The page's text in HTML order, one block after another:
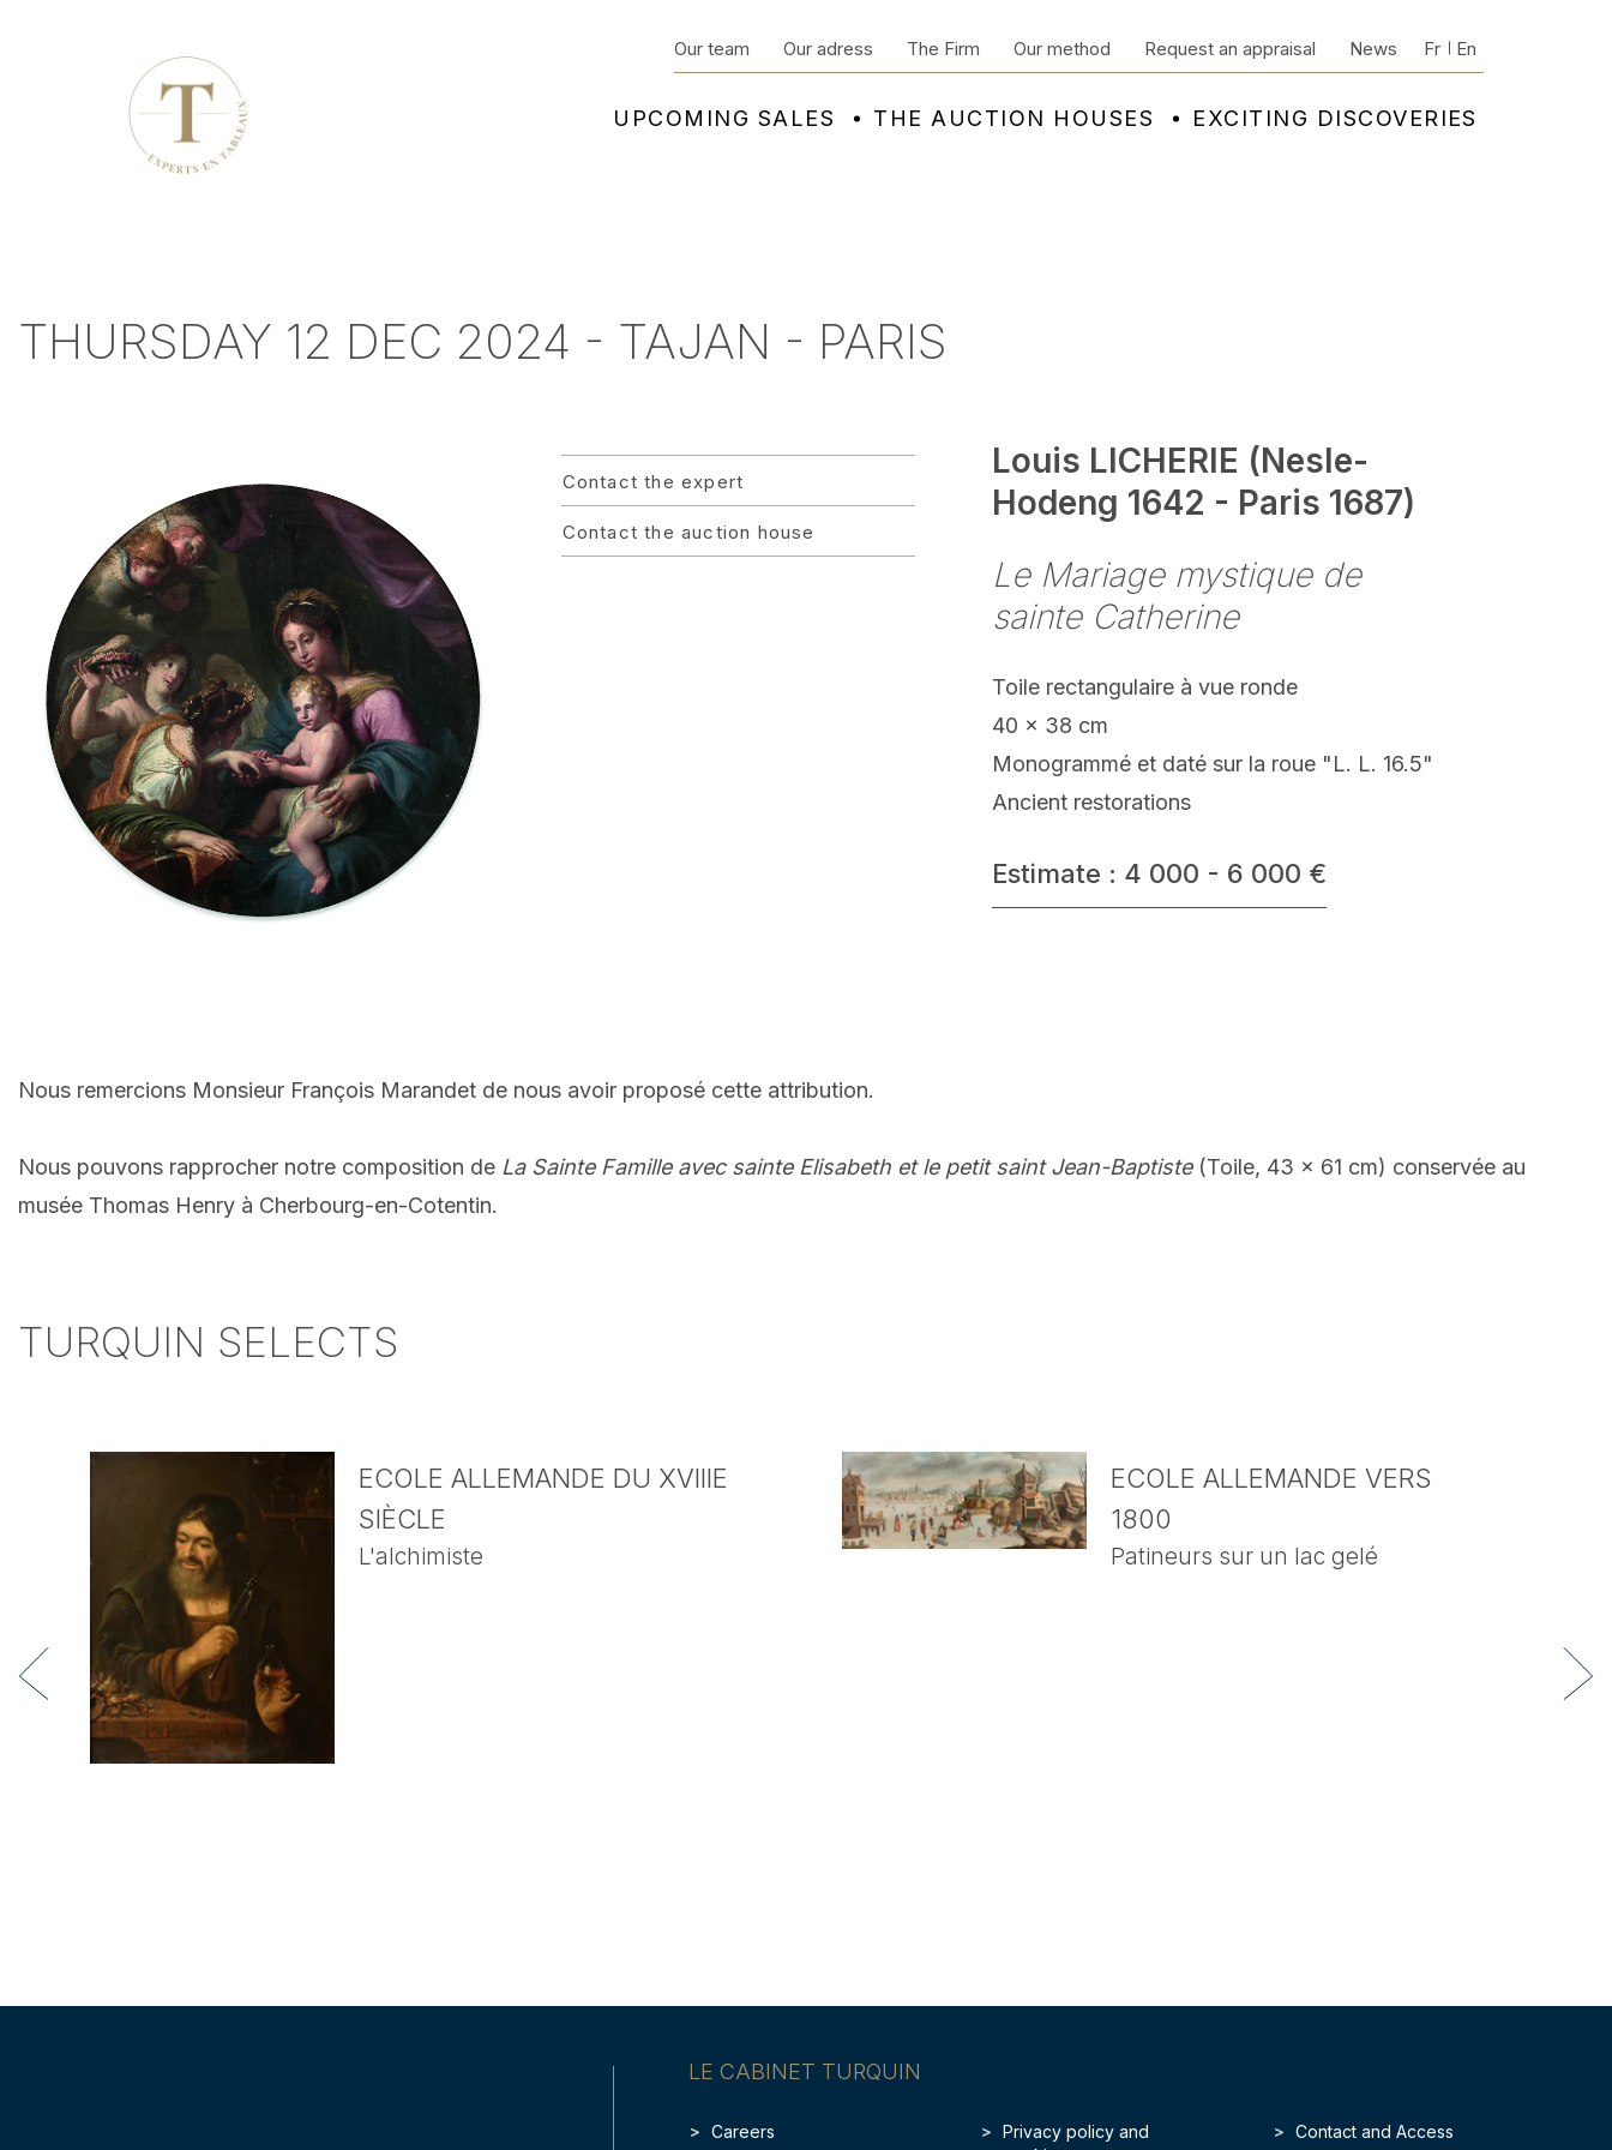
UPCOMING SALES THE AUCTION HOUSES EXCITING DISCOVERIES
Our team Our adress The Firm Our method Request an appraisal News Fr En
THURSDAY 12 DEC 2024 - TAJAN - PARIS
Contact the expert
Contact the auction house
Louis LICHERIE (Nesle-
Hodeng 1642 - Paris 1687)
Le Mariage mystique de
sainte Catherine
Toile rectangulaire à vue ronde
40 x 38 cm
Monogrammé et daté sur la roue "L. L. 16.5"
Ancient restorations
Estimate : 4 000 - 6 000 €
Nous remercions Monsieur François Marandet de nous avoir proposé cette attribution.
Nous pouvons rapprocher notre composition de La Sainte Famille avec sainte Elisabeth et le petit saint Jean-Baptiste (Toile, 43 x 61 cm) conservée au
musée Thomas Henry à Cherbourg-en-Cotentin.
TURQUIN SELECTS
ECOLE ALLEMANDE DU XVIIIE
SIÈCLE
L'alchimiste
ECOLE ALLEMANDE VERS
1800
Patineurs sur un lac gelé
LE CABINET TURQUIN
Careers
Privacy policy and
Contact and Access